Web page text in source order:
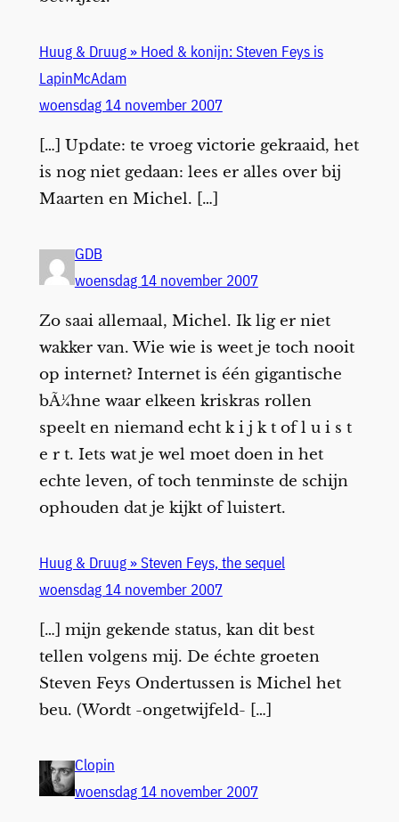
Huug & Druug » Hoed & konijn: Steven Feys is
LapinMcAdam
woensdag 14 november 2007
[…] Update: te vroeg victorie gekraaid, het
is nog niet gedaan: lees er alles over bij
Maarten en Michel. […]
GDB
woensdag 14 november 2007
Zo saai allemaal, Michel. Ik lig er niet
wakker van. Wie wie is weet je toch nooit
op internet? Internet is één gigantische
bÃ¼hne waar elkeen kriskras rollen
speelt en niemand echt k i j k t of l u i s t
e r t. Iets wat je wel moet doen in het
echte leven, of toch tenminste de schijn
ophouden dat je kijkt of luistert.
Huug & Druug » Steven Feys, the sequel
woensdag 14 november 2007
[…] mijn gekende status, kan dit best
tellen volgens mij. De échte groeten
Steven Feys Ondertussen is Michel het
beu. (Wordt -ongetwijfeld- […]
Clopin
woensdag 14 november 2007